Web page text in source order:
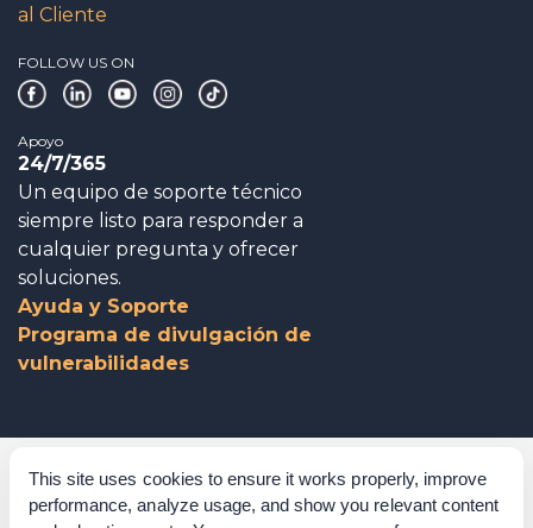
This site uses cookies to ensure it works properly, improve
performance, analyze usage, and show you relevant content
al Cliente
FOLLOW US ON
Apoyo
24/7/365
Un equipo de soporte técnico
siempre listo para responder a
cualquier pregunta y ofrecer
soluciones.
Ayuda y Soporte
Programa de divulgación de
vulnerabilidades
Gobierno corporativo
Agradecimientos